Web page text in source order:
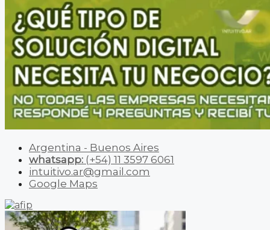
Argentina - Buenos Aires
whatsapp: (+54) 11 3597 6061
intuitivo.ar@gmail.com
Google Maps